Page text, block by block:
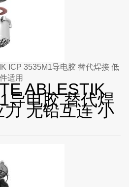
ICP 3535M1导电胶 替代焊接 低
适用
ABLESTIK
导电胶 替代焊
无铅互连 小